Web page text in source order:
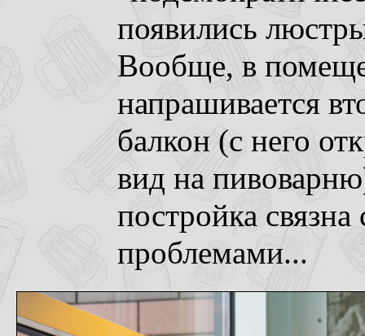
появились
Вообще, в
напрашивается
балкон (с него
вид на
постройка
проблемами...